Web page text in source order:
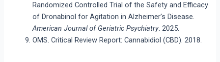
Randomized Controlled Trial of the Safety and Efficacy
of Dronabinol for Agitation in Alzheimer’s Disease.
American Journal of Geriatric Psychiatry. 2025.
OMS. Critical Review Report: Cannabidiol (CBD). 2018.